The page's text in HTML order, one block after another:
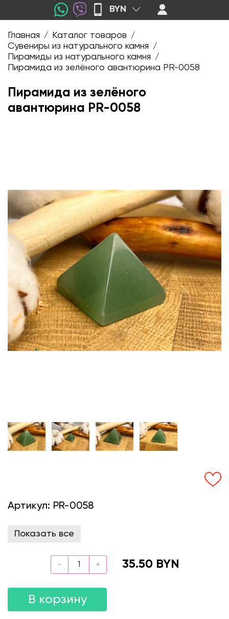
BYN
Главная / Каталог товаров /
Сувениры из натурального камня /
Пирамиды из натурального камня /
Пирамида из зелёного авантюрина PR-0058
Пирамида из зелёного
авантюрина PR-0058
Артикул: PR-0058
Показать все
35.50 BYN
В корзину